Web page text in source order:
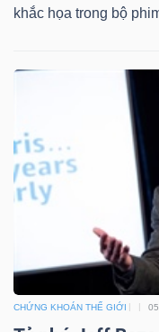
khắc họa trong bộ
CHỨNG KHOÁN THẾ GIỚI